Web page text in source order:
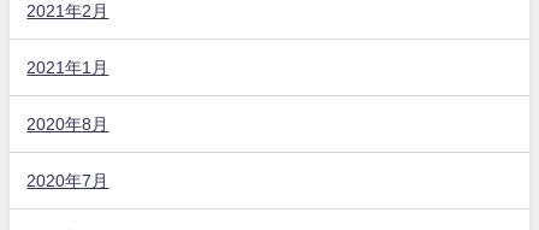
2021年2月
2021年1月
2020年8月
2020年7月